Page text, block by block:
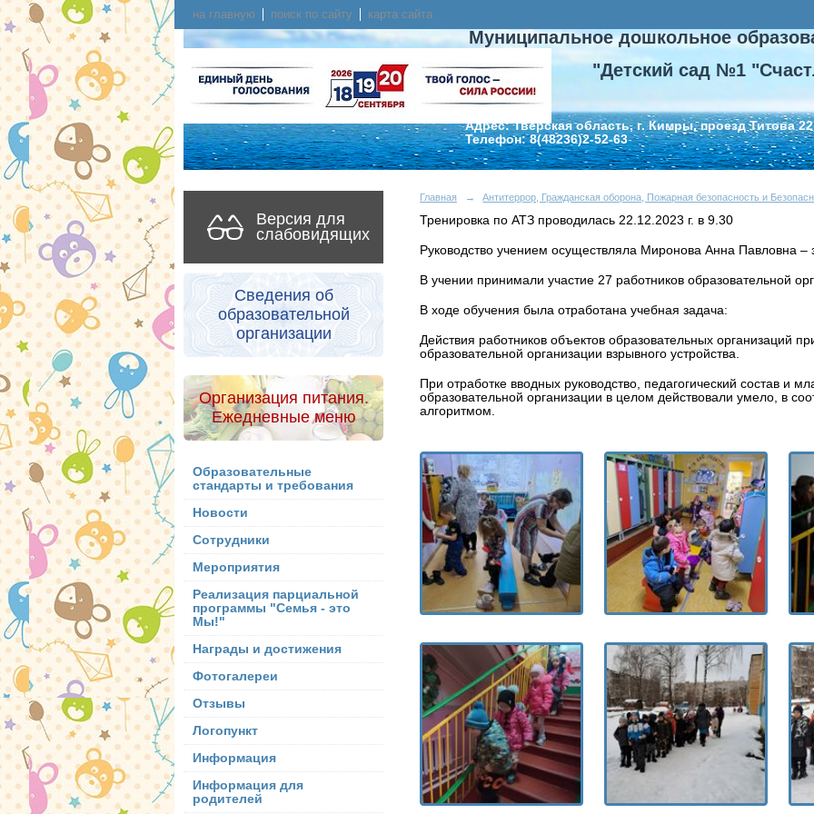
на главную поиск по сайту карта сайта
Муниципальное дошкольное
"Детский сад №1
Адрес: Тверская область, г. Кимры, проезд Титова 22
Телефон: 8(48236)2-52-63
Версия для
слабовидящих
Сведения об
образовательной
организации
Организация питания.
Ежедневные меню
Образовательные
стандарты и требования
Новости
Сотрудники
Мероприятия
Реализация парциальной
программы "Семья - это
Мы!"
Награды и достижения
Фотогалереи
Отзывы
Логопункт
Информация
Информация для
родителей
Главная → Антитеррор, Гражданская оборона, Пожарная безопасность и
Тренировка по АТЗ проводилась 22.12.2023 г. в 9.30
Руководство учением осуществляла Миронова Анна Павловна
В учении принимали участие 27 работников образовательной
В ходе обучения была отработана учебная задача:
Действия работников объектов образовательных организаций
образовательной организации взрывного устройства.
При отработке вводных руководство, педагогический состав и
образовательной организации в целом действовали умело, в
алгоритмом.